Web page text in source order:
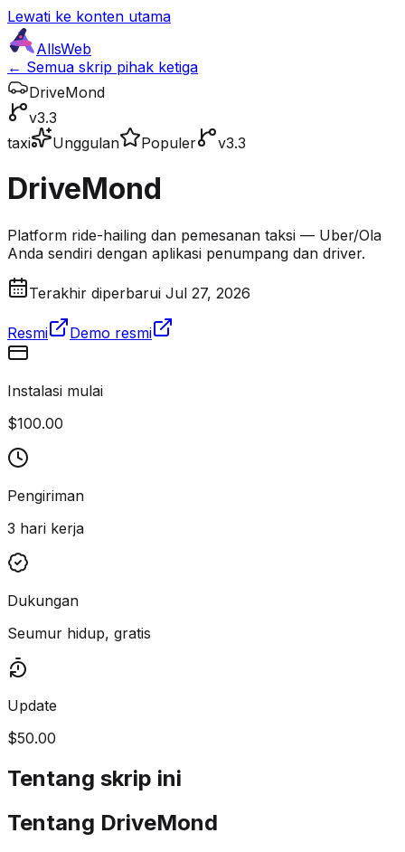
Lewati ke konten utama
AllsWeb
← Semua skrip pihak ketiga
DriveMond
v3.3
taxi
Unggulan Populer v3.3
DriveMond
Platform ride-hailing dan pemesanan taksi — Uber/Ola
Anda sendiri dengan aplikasi penumpang dan driver.
Terakhir diperbarui Jul 27, 2026
Resmi Demo resmi
Instalasi mulai
$100.00
Pengiriman
3 hari kerja
Dukungan
Seumur hidup, gratis
Update
$50.00
Tentang skrip ini
Tentang DriveMond